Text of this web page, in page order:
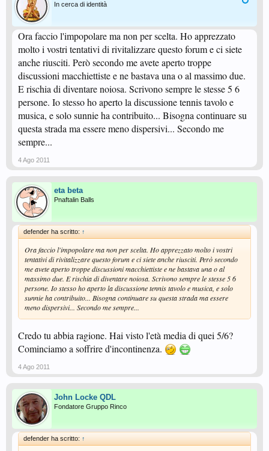
In cerca di identità
Ora faccio l'impopolare ma non per scelta. Ho apprezzato
molto i vostri tentativi di rivitalizzare questo forum e ci siete
anche riusciti. Però secondo me avete aperto troppe
discussioni macchiettiste e ne bastava una o al massimo due.
E rischia di diventare noiosa. Scrivono sempre le stesse 5 6
persone. Io stesso ho aperto la discussione tennis tavolo e
musica, e solo sunnie ha contribuito... Bisogna continuare su
questa strada ma essere meno dispersivi... Secondo me
sempre...
4 Ago 2011
eta beta
Pnaftalin Balls
defender ha scritto: ↑
Ora faccio l'impopolare ma non per scelta. Ho apprezzato molto i vostri
tentativi di rivitalizzare questo forum e ci siete anche riusciti. Però secondo
me avete aperto troppe discussioni macchiettiste e ne bastava una o al
massimo due. E rischia di diventare noiosa. Scrivono sempre le stesse 5 6
persone. Io stesso ho aperto la discussione tennis tavolo e musica, e solo
sunnie ha contribuito... Bisogna continuare su questa strada ma essere
meno dispersivi... Secondo me sempre...
Credo tu abbia ragione. Hai visto l'età media di quei 5/6?
Cominciamo a soffrire d'incontinenza.
4 Ago 2011
John Locke QDL
Fondatore Gruppo Rinco
defender ha scritto: ↑